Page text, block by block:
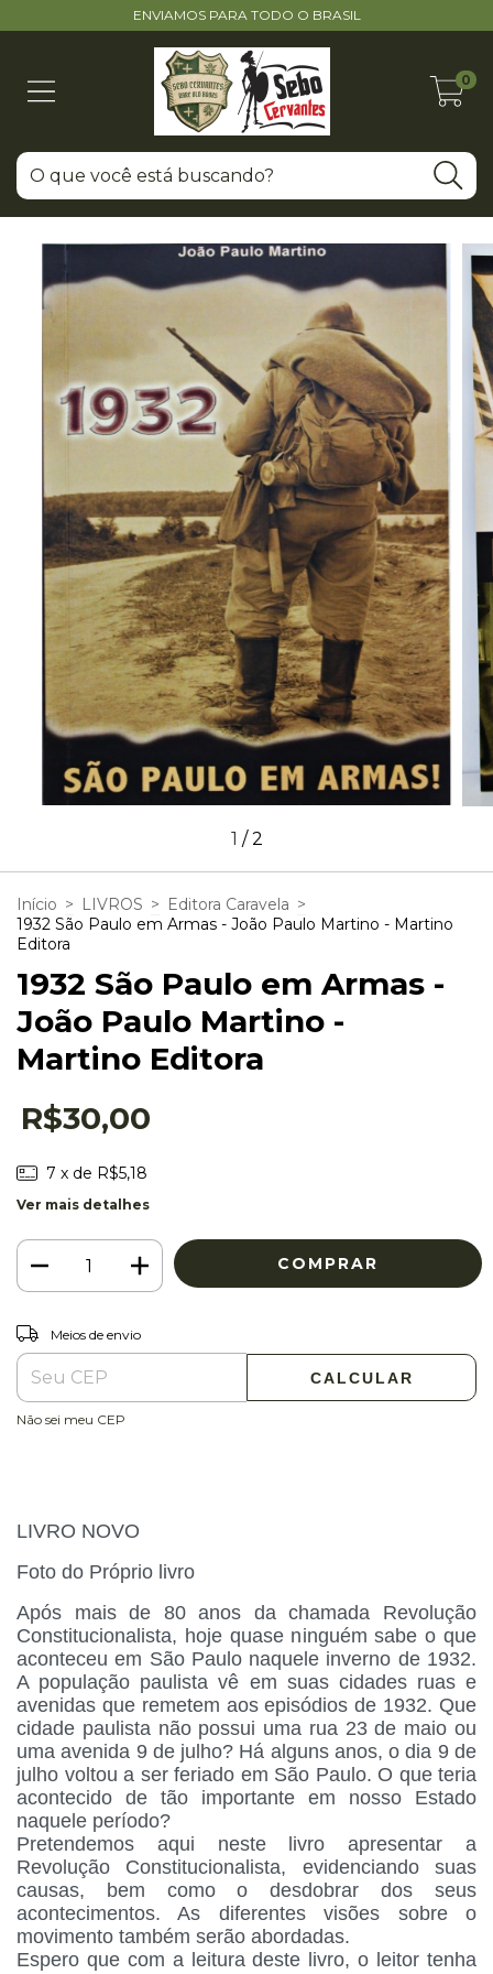
ENVIAMOS PARA TODO O BRASIL
0
1 /2
Início > LIVROS > Editora Caravela >
1932 São Paulo em Armas - João Paulo Martino - Martino
Editora
1932 São Paulo em Armas -
João Paulo Martino -
Martino Editora
R$30,00
7 x de R$5,18
Ver mais detalhes
Entregas para o CEP:
Meios de envio
CALCULAR
Não sei meu CEP
LIVRO NOVO
Foto do Próprio livro
Após mais de 80 anos da chamada Revolução
Constitucionalista, hoje quase ninguém sabe o que
aconteceu em São Paulo naquele inverno de 1932.
A população paulista vê em suas cidades ruas e
avenidas que remetem aos episódios de 1932. Que
cidade paulista não possui uma rua 23 de maio ou
uma avenida 9 de julho? Há alguns anos, o dia 9 de
julho voltou a ser feriado em São Paulo. O que teria
acontecido de tão importante em nosso Estado
naquele período?
Pretendemos aqui neste livro apresentar a
Revolução Constitucionalista, evidenciando suas
causas, bem como o desdobrar dos seus
acontecimentos. As diferentes visões sobre o
movimento também serão abordadas.
Espero que com a leitura deste livro, o leitor tenha